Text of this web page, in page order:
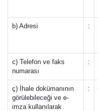
b) Adresi :
c) Telefon ve faks
numarası
:
ç) İhale dokümanının
görülebileceği ve e-
imza kullanılarak
: